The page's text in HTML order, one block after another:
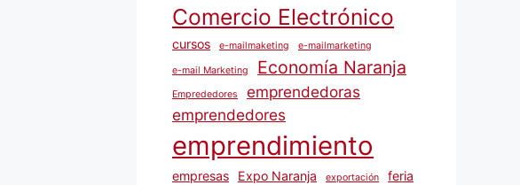
Comercio Electrónico
cursos e-mailmaketing e-mailmarketing
e-mail Marketing Economía Naranja
Emprededores
emprendedoras
emprendedores
emprendimiento
empresas Expo Naranja exportación feria